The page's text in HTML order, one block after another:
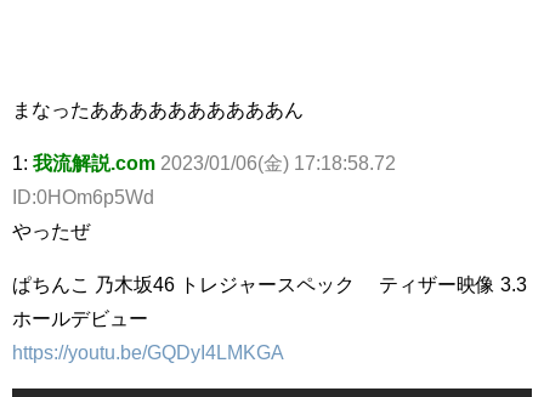
まなったああああああああああん
1: 我流解説.com 2023/01/06(金) 17:18:58.72
ID:0HOm6p5Wd
やったぜ
ぱちんこ 乃木坂46 トレジャースペック ティザー映像 3.3
ホールデビュー
https://youtu.be/GQDyI4LMKGA